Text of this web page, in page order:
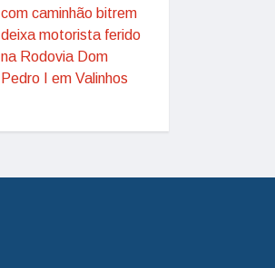
com caminhão bitrem
deixa motorista ferido
na Rodovia Dom
Pedro I em Valinhos